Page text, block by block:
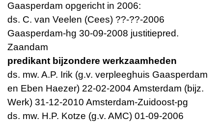
Gaasperdam opgericht in 2006:
ds. C. van Veelen (Cees) ??-??-2006
Gaasperdam-hg 30-09-2008 justitiepred.
Zaandam
predikant bijzondere werkzaamheden
ds. mw. A.P. Irik (g.v. verpleeghuis Gaasperdam
en Eben Haezer) 22-02-2004 Amsterdam (bijz.
Werk) 31-12-2010 Amsterdam-Zuidoost-pg
ds. mw. H.P. Kotze (g.v. AMC) 01-09-2006